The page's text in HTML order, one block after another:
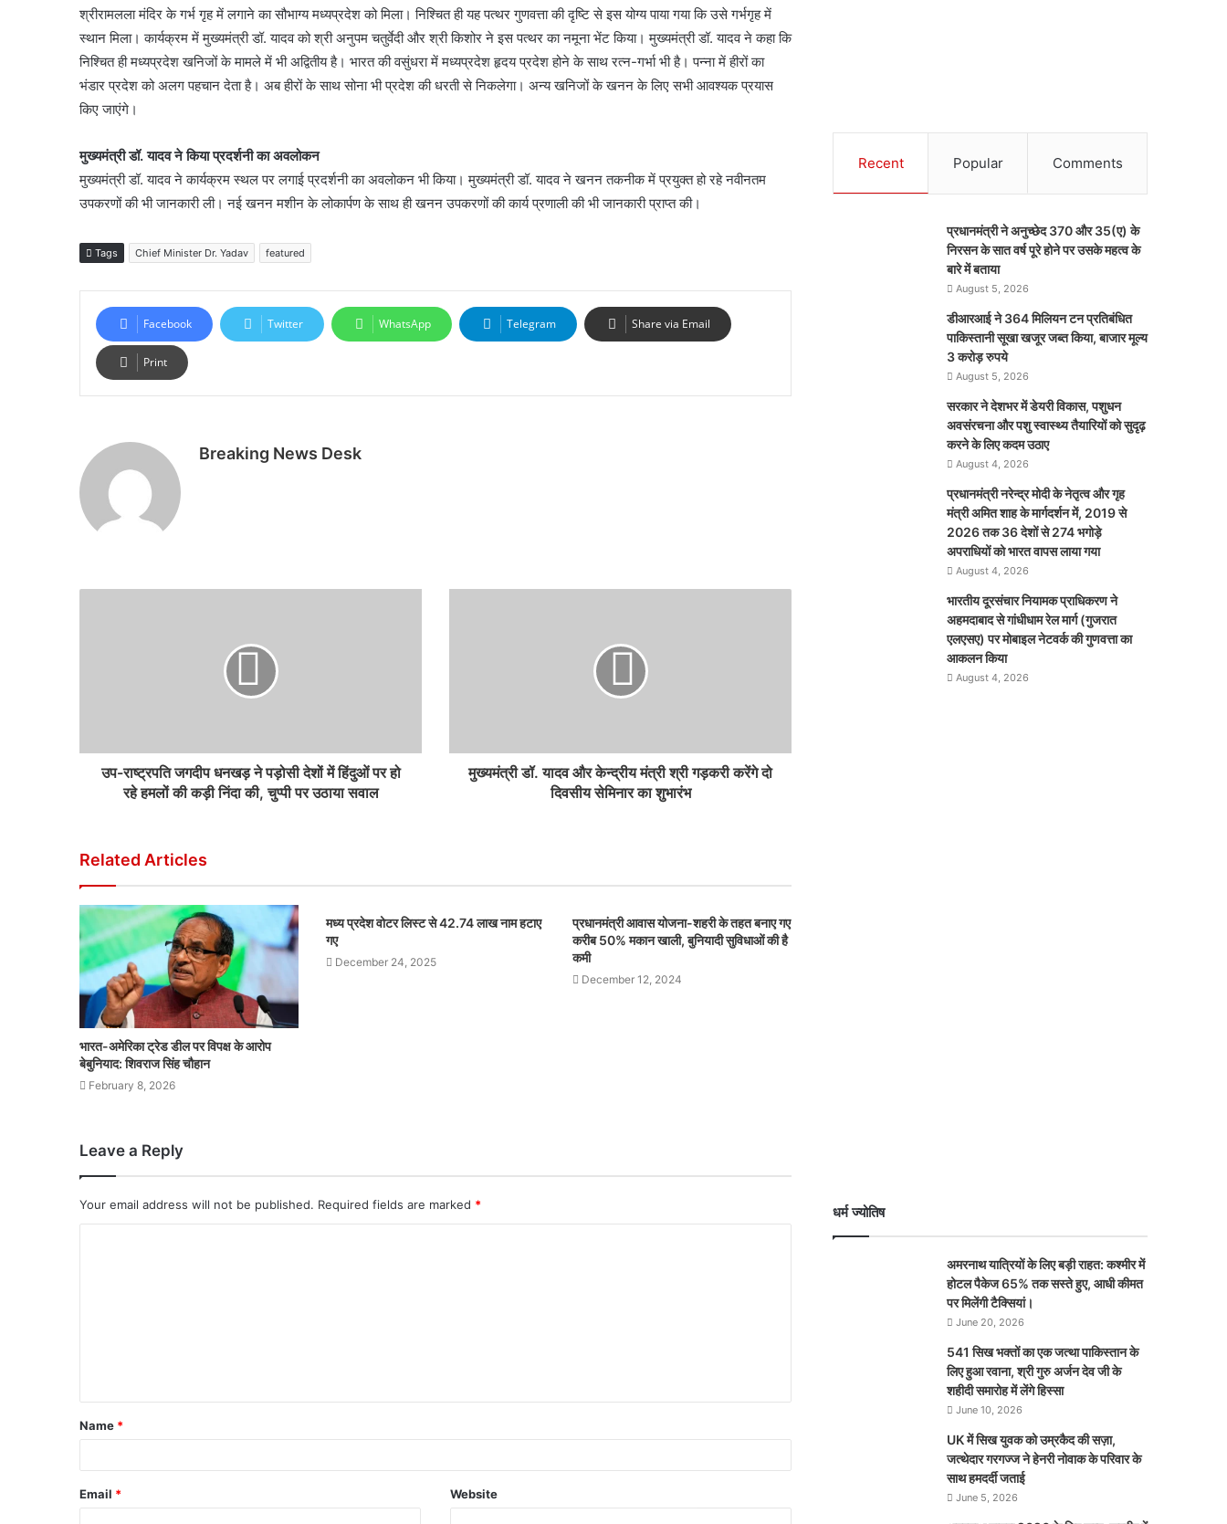
श्रीरामलला मंदिर के गर्भ गृह में लगाने का सौभाग्य मध्यप्रदेश को मिला। निश्चित ही यह पत्थर गुणवत्ता की दृष्टि से इस योग्य पाया गया कि उसे गर्भगृह में
स्थान मिला। कार्यक्रम में मुख्यमंत्री डॉ. यादव को श्री अनुपम चतुर्वेदी और श्री किशोर ने इस पत्थर का नमूना भेंट किया। मुख्यमंत्री डॉ. यादव ने कहा कि
निश्चित ही मध्यप्रदेश खनिजों के मामले में भी अद्वितीय है। भारत की वसुंधरा में मध्यप्रदेश हृदय प्रदेश होने के साथ रत्न-गर्भा भी है। पन्ना में हीरों का
भंडार प्रदेश को अलग पहचान देता है। अब हीरों के साथ सोना भी प्रदेश की धरती से निकलेगा। अन्य खनिजों के खनन के लिए सभी आवश्यक प्रयास
किए जाएंगे।
मुख्यमंत्री डॉ. यादव ने किया प्रदर्शनी का अवलोकन
मुख्यमंत्री डॉ. यादव ने कार्यक्रम स्थल पर लगाई प्रदर्शनी का अवलोकन भी किया। मुख्यमंत्री डॉ. यादव ने खनन तकनीक में प्रयुक्त हो रहे नवीनतम
उपकरणों की भी जानकारी ली। नई खनन मशीन के लोकार्पण के साथ ही खनन उपकरणों की कार्य प्रणाली की भी जानकारी प्राप्त की।
Tags Chief Minister Dr. Yadav featured
Facebook Twitter WhatsApp Telegram Share via Email
Print
Breaking News Desk
उप-राष्ट्रपति जगदीप धनखड़ ने पड़ोसी देशों में हिंदुओं पर हो
रहे हमलों की कड़ी निंदा की, चुप्पी पर उठाया सवाल
मुख्यमंत्री डॉ. यादव और केन्द्रीय मंत्री श्री गड़करी करेंगे दो
दिवसीय सेमिनार का शुभारंभ
Related Articles
भारत-अमेरिका ट्रेड डील पर विपक्ष के आरोप
बेबुनियाद: शिवराज सिंह चौहान
February 8, 2026
मध्य प्रदेश वोटर लिस्ट से 42.74 लाख नाम हटाए
गए
December 24, 2025
प्रधानमंत्री आवास योजना-शहरी के तहत बनाए गए
करीब 50% मकान खाली, बुनियादी सुविधाओं की है
कमी
December 12, 2024
Leave a Reply
Your email address will not be published. Required fields are marked *
Name *
Email * Website
Recent Popular Comments
प्रधानमंत्री ने अनुच्छेद 370 और 35(ए) के
निरसन के सात वर्ष पूरे होने पर उसके महत्व के
बारे में बताया
August 5, 2026
डीआरआई ने 364 मिलियन टन प्रतिबंधित
पाकिस्तानी सूखा खजूर जब्त किया, बाजार मूल्य
3 करोड़ रुपये
August 5, 2026
सरकार ने देशभर में डेयरी विकास, पशुधन
अवसंरचना और पशु स्वास्थ्य तैयारियों को सुदृढ़
करने के लिए कदम उठाए
August 4, 2026
प्रधानमंत्री नरेन्द्र मोदी के नेतृत्व और गृह
मंत्री अमित शाह के मार्गदर्शन में, 2019 से
2026 तक 36 देशों से 274 भगोड़े
अपराधियों को भारत वापस लाया गया
August 4, 2026
भारतीय दूरसंचार नियामक प्राधिकरण ने
अहमदाबाद से गांधीधाम रेल मार्ग (गुजरात
एलएसए) पर मोबाइल नेटवर्क की गुणवत्ता का
आकलन किया
August 4, 2026
धर्म ज्योतिष
अमरनाथ यात्रियों के लिए बड़ी राहत: कश्मीर में
होटल पैकेज 65% तक सस्ते हुए, आधी कीमत
पर मिलेंगी टैक्सियां।
June 20, 2026
541 सिख भक्तों का एक जत्था पाकिस्तान के
लिए हुआ रवाना, श्री गुरु अर्जन देव जी के
शहीदी समारोह में लेंगे हिस्सा
June 10, 2026
UK में सिख युवक को उम्रकैद की सज़ा,
जत्थेदार गरगज्ज ने हेनरी नोवाक के परिवार के
साथ हमदर्दी जताई
June 5, 2026